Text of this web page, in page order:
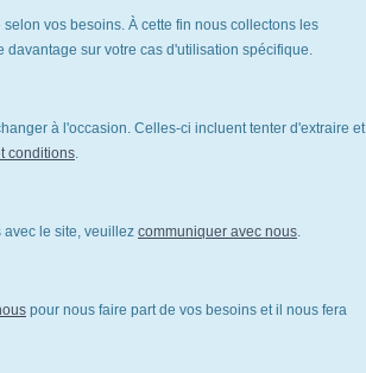
vos besoins. À cette fin nous collectons les
sur votre cas d'utilisation spécifique.
à l'occasion. Celles-ci incluent tenter d'extraire et
conditions.
le site, veuillez communiquer avec nous.
pour nous faire part de vos besoins et il nous fera